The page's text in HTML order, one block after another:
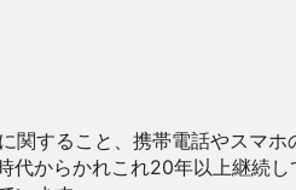
すること、携帯電話やスマ
代からかれこれ20年以上継